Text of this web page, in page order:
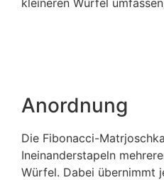
Anordnung
Die Fibonacci-
Ineinanderstapeln
Würfel. Dabei übernimmt